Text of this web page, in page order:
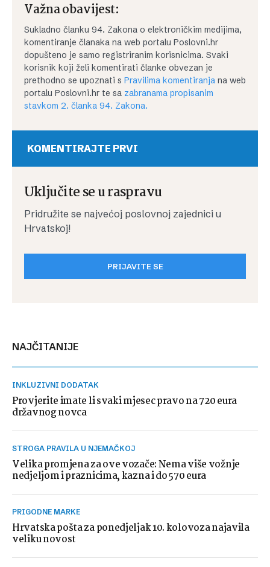
Važna obavijest:
Sukladno članku 94. Zakona o elektroničkim medijima,
komentiranje članaka na web portalu Poslovni.hr
dopušteno je samo registriranim korisnicima. Svaki
korisnik koji želi komentirati članke obvezan je
prethodno se upoznati s Pravilima komentiranja na web
portalu Poslovni.hr te sa zabranama propisanim
stavkom 2. članka 94. Zakona.
KOMENTIRAJTE PRVI
Uključite se u raspravu
Pridružite se najvećoj poslovnoj zajednici u
Hrvatskoj!
PRIJAVITE SE
NAJČITANIJE
INKLUZIVNI DODATAK
Provjerite imate li svaki mjesec pravo na 720 eura
državnog novca
STROGA PRAVILA U NJEMAČKOJ
Velika promjena za ove vozače: Nema više vožnje
nedjeljom i praznicima, kazna i do 570 eura
PRIGODNE MARKE
Hrvatska pošta za ponedjeljak 10. kolovoza najavila
veliku novost